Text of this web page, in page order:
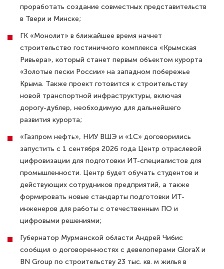
проработать создание совместных представительств
в Твери и Минске;
ГК «Монолит» в ближайшее время начнет
строительство гостиничного комплекса «Крымская
Ривьера», который станет первым объектом курорта
«Золотые пески России» на западном побережье
Крыма. Также проект готовится к строительству
новой транспортной инфраструктуры, включая
дорогу-дублер, необходимую для дальнейшего
развития курорта;
«Газпром нефть», НИУ ВШЭ и «1С» договорились
запустить с 1 сентября 2026 года Центр отраслевой
цифровизации для подготовки ИТ-специалистов для
промышленности. Центр будет обучать студентов и
действующих сотрудников предприятий, а также
формировать новые стандарты подготовки ИТ-
инженеров для работы с отечественным ПО и
цифровыми решениями;
Губернатор Мурманской области Андрей Чибис
сообщил о договоренностях с девелоперами GloraX и
BN Group по строительству 23 тыс. кв. м жилья в